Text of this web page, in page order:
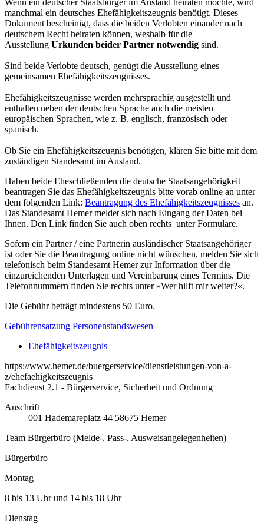
manchmal ein deutsches Ehefähigkeitszeugnis benötigt. Dieses
Dokument bescheinigt, dass die beiden Verlobten einander nach
deutschem Recht heiraten können, weshalb für die
Ausstellung Urkunden beider Partner notwendig sind.
Sind beide Verlobte deutsch, genügt die Ausstellung eines
gemeinsamen Ehefähigkeitszeugnisses.
Ehefähigkeitszeugnisse werden mehrsprachig ausgestellt und
enthalten neben der deutschen Sprache auch die meisten
europäischen Sprachen, wie z. B. englisch, französisch oder
spanisch.
Ob Sie ein Ehefähigkeitszeugnis benötigen, klären Sie bitte mit dem
zuständigen Standesamt im Ausland.
Haben beide Eheschließenden die deutsche Staatsangehörigkeit
beantragen Sie das Ehefähigkeitszeugnis bitte vorab online an unter
dem folgenden Link: Beantragung des Ehefähigkeitszeugnisses an.
Das Standesamt Hemer meldet sich nach Eingang der Daten bei
Ihnen. Den Link finden Sie auch oben rechts unter Formulare.
Sofern ein Partner / eine Partnerin ausländischer Staatsangehöriger
ist oder Sie die Beantragung online nicht wünschen, melden Sie sich
telefonisch beim Standesamt Hemer zur Information über die
einzureichenden Unterlagen und Vereinbarung eines Termins. Die
Telefonnummern finden Sie rechts unter »Wer hilft mir weiter?«.
Die Gebühr beträgt mindestens 50 Euro.
Gebührensatzung Personenstandswesen
Ehefähigkeitszeugnis
https://www.hemer.de/buergerservice/dienstleistungen-von-a-
z/ehefaehigkeitszeugnis
Fachdienst 2.1 - Bürgerservice, Sicherheit und Ordnung
Anschrift
001 Hademareplatz 44 58675 Hemer
Team Bürgerbüro (Melde-, Pass-, Ausweisangelegenheiten)
Bürgerbüro
Montag
8 bis 13 Uhr und 14 bis 18 Uhr
Dienstag